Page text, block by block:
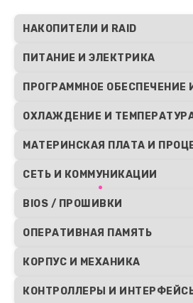
НАКОПИТЕЛИ И RAID
ПИТАНИЕ И ЭЛЕКТРИКА
ПРОГРАММНОЕ ОБЕСПЕЧЕНИЕ
ОХЛАЖДЕНИЕ И
МАТЕРИНСКАЯ ПЛАТА И
СЕТЬ И КОММУНИКАЦИИ
BIOS / ПРОШИВКИ
ОПЕРАТИВНАЯ ПАМЯТЬ
КОРПУС И МЕХАНИКА
КОНТРОЛЛЕРЫ И